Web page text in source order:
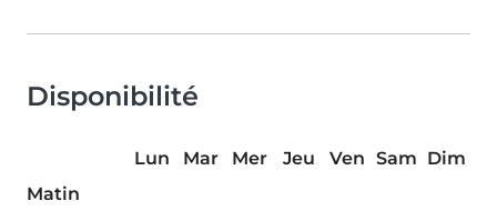
Disponibilité
Lun Mar Mer Jeu Ven Sam Dim
Matin